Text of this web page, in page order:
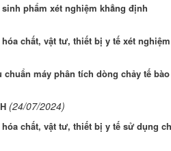
phẩm xét nghiệm khẳng định
chất, vật tư, thiết bị y tế xét nghiệm
máy phân tích dòng chảy tế bào
(24/07/2024)
chất, vật tư, thiết bị y tế sử dụng